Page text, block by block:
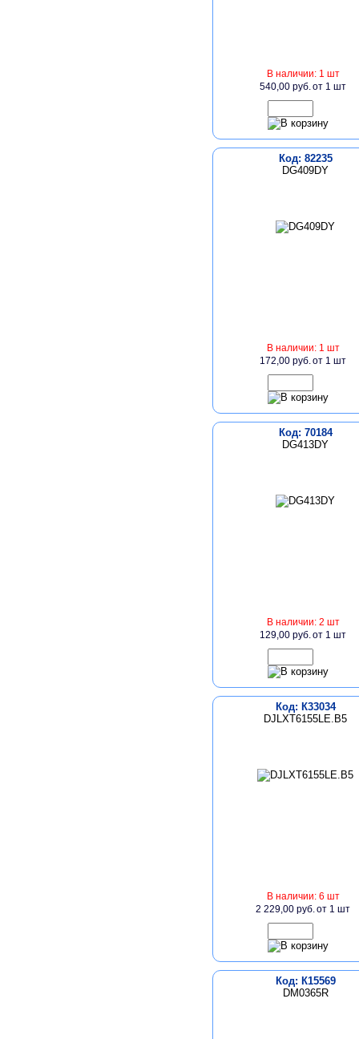
В наличии: 1 шт
540,00 руб.от 1 шт
Код: 82235
DG409DY
В наличии: 1 шт
172,00 руб.от 1 шт
Код: 70184
DG413DY
В наличии: 2 шт
129,00 руб.от 1 шт
Код: К33034
DJLXT6155LE.B5
В наличии: 6 шт
2 229,00 руб.от 1 шт
Код: К15569
DM0365R